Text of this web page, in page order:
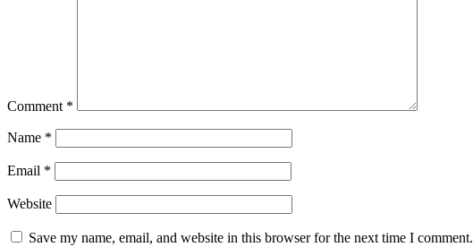
Comment *
Name *
Email *
Website
Save my name, email, and website in this browser for the next time I comment.